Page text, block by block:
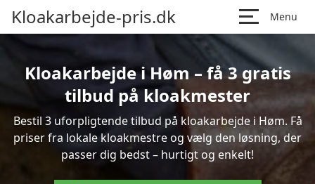
Kloakarbejde-pris.dk Menu
Kloakarbejde i Høm – få 3 gratis
tilbud på kloakmester
Bestil 3 uforpligtende tilbud på kloakarbejde i Høm. Få
priser fra lokale kloakmestre og vælg den løsning, der
passer dig bedst – hurtigt og enkelt!